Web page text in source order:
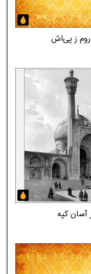
اگر روم ز پی‌اش
آسان کپه